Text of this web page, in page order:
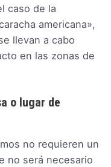
caso de la
americana»,
llevan a cabo
en las zonas de
o lugar de
no requieren un
no será necesario